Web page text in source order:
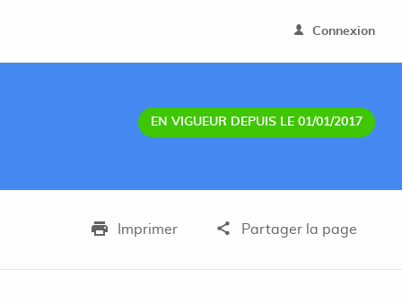
Connexion
EN VIGUEUR DEPUIS LE 01/01/2017
Imprimer Partager la page